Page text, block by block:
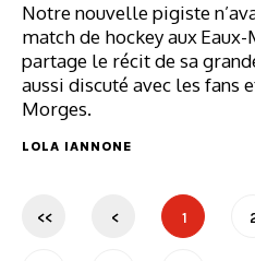
Notre nouvelle pigiste
match de hockey aux
partage le récit de sa
aussi discuté avec les fans
Morges.
LOLA IANNONE
<< < 1